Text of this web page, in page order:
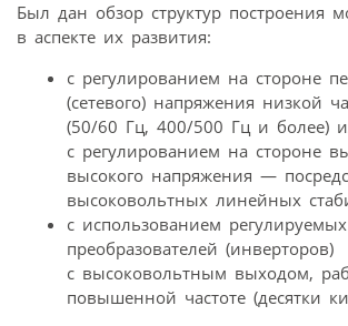
Был дан обзор структур построения
в аспекте их развития:
с регулированием на стороне
(сетевого) напряжения низкой
(50/60 Гц, 400/500 Гц и более)
с регулированием на стороне
высокого напряжения —
высоковольтных линейных
с использованием регулируемых
преобразователей (инверторов)
с высоковольтным выходом,
повышенной частоте (десятки